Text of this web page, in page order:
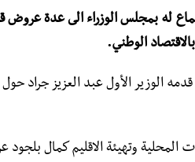
له بمجلس الوزراء الى عدة عروض
الوطني.
الوزير الأول عبد العزيز جراد
المحلية وتهيئة الاقليم كمال